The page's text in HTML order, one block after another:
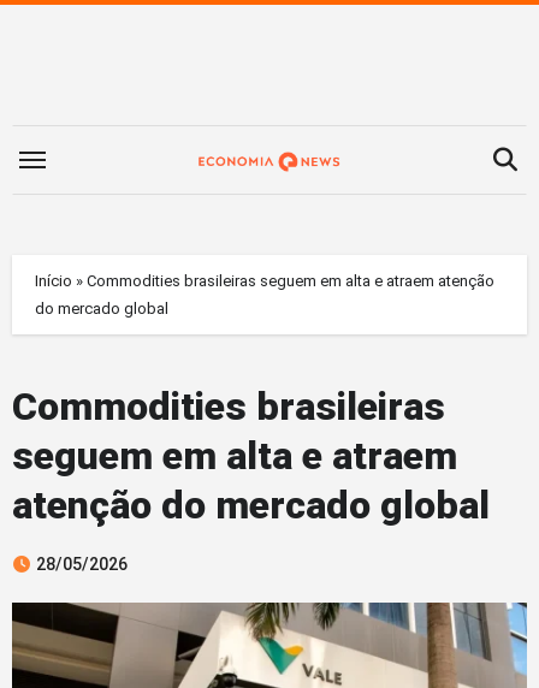
Início » Commodities brasileiras seguem em alta e atraem atenção
do mercado global
Commodities brasileiras
seguem em alta e atraem
atenção do mercado global
28/05/2026